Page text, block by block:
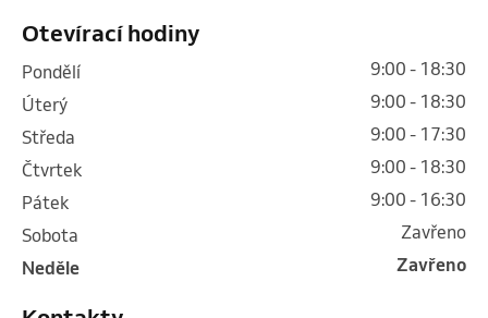
Otevírací hodiny
pondělí
9:00 - 18:30
úterý
9:00 - 18:30
středa
9:00 - 17:30
čtvrtek
9:00 - 18:30
pátek
9:00 - 16:30
sobota
Zavřeno
neděle
Zavřeno